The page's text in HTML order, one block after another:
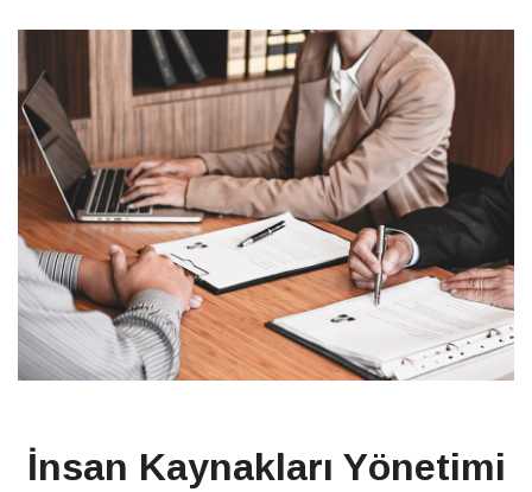
İnsan Kaynakları Yönetimi